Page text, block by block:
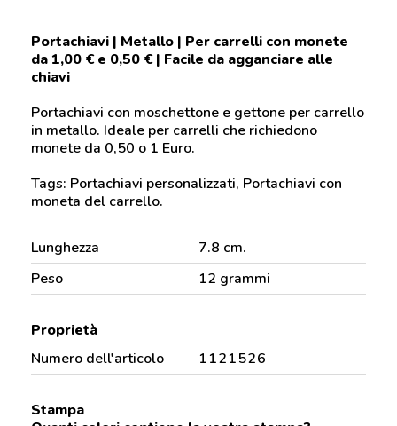
Portachiavi | Metallo | Per carrelli con monete
da 1,00 € e 0,50 € | Facile da agganciare alle
chiavi
Portachiavi con moschettone e gettone per carrello
in metallo. Ideale per carrelli che richiedono
monete da 0,50 o 1 Euro.
Tags: Portachiavi personalizzati, Portachiavi con
moneta del carrello.
Lunghezza
7.8 cm.
Peso
12 grammi
Proprietà
Numero dell'articolo
1121526
Stampa